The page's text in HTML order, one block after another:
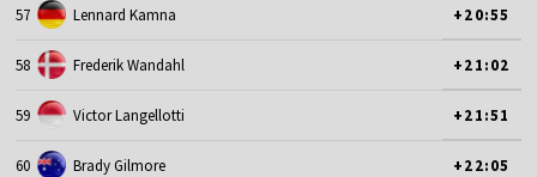
57 Lennard Kamna +20:55
58 Frederik Wandahl +21:02
59 Victor Langellotti +21:51
60 Brady Gilmore +22:05